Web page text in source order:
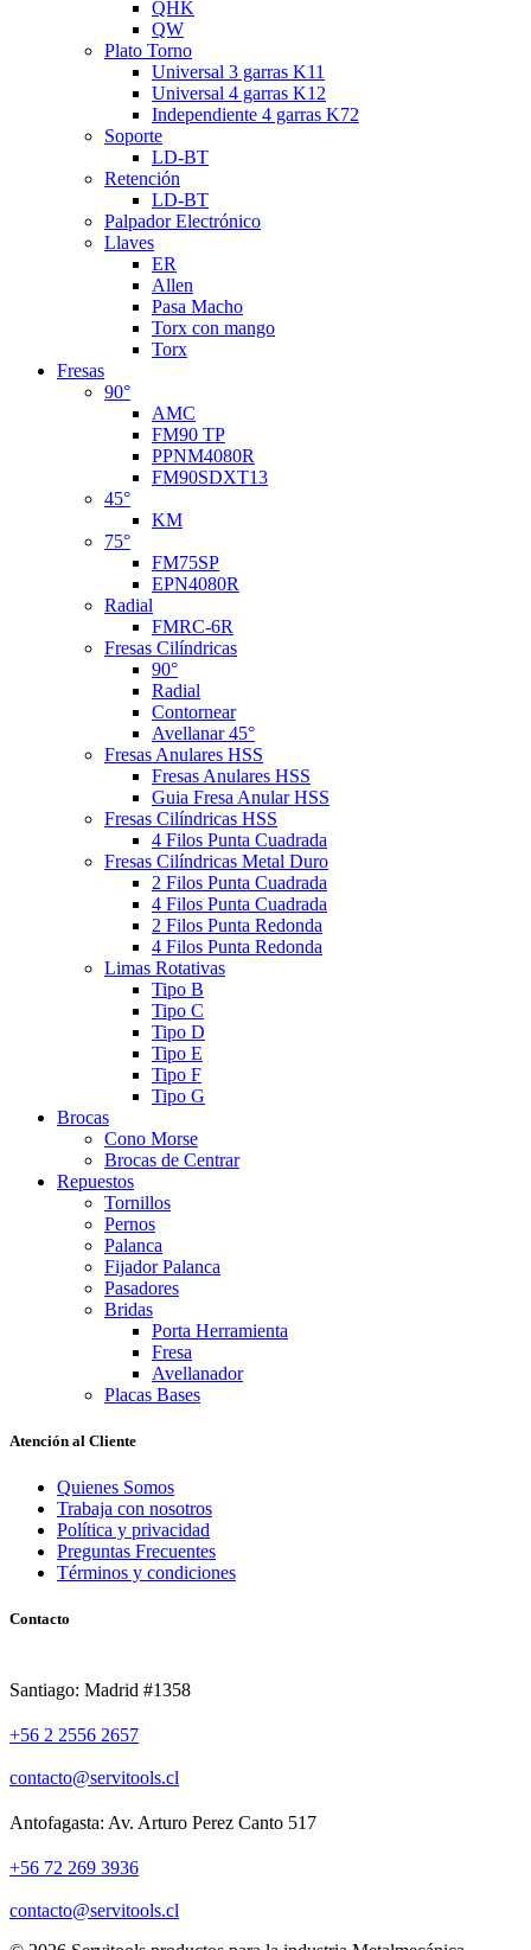
QHK
QW
Plato Torno
Universal 3 garras K11
Universal 4 garras K12
Independiente 4 garras K72
Soporte
LD-BT
Retención
LD-BT
Palpador Electrónico
Llaves
ER
Allen
Pasa Macho
Torx con mango
Torx
Fresas
90°
AMC
FM90 TP
PPNM4080R
FM90SDXT13
45°
KM
75°
FM75SP
EPN4080R
Radial
FMRC-6R
Fresas Cilíndricas
90°
Radial
Contornear
Avellanar 45°
Fresas Anulares HSS
Fresas Anulares HSS
Guia Fresa Anular HSS
Fresas Cilíndricas HSS
4 Filos Punta Cuadrada
Fresas Cilíndricas Metal Duro
2 Filos Punta Cuadrada
4 Filos Punta Cuadrada
2 Filos Punta Redonda
4 Filos Punta Redonda
Limas Rotativas
Tipo B
Tipo C
Tipo D
Tipo E
Tipo F
Tipo G
Brocas
Cono Morse
Brocas de Centrar
Repuestos
Tornillos
Pernos
Palanca
Fijador Palanca
Pasadores
Bridas
Porta Herramienta
Fresa
Avellanador
Placas Bases
Atención al Cliente
Quienes Somos
Trabaja con nosotros
Política y privacidad
Preguntas Frecuentes
Términos y condiciones
Contacto
Santiago: Madrid #1358
+56 2 2556 2657
contacto@servitools.cl
Antofagasta: Av. Arturo Perez Canto 517
+56 72 269 3936
contacto@servitools.cl